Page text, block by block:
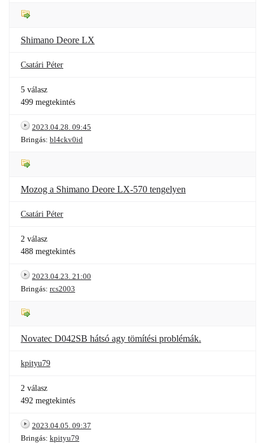
Shimano Deore LX
Csatári Péter
5 válasz
499 megtekintés
2023.04.28. 09:45
Bringás: bl4ckv0id
Mozog a Shimano Deore LX-570 tengelyen
Csatári Péter
2 válasz
488 megtekintés
2023.04.23. 21:00
Bringás: rcs2003
Novatec D042SB hátsó agy tömítési problémák.
kpityu79
2 válasz
492 megtekintés
2023.04.05. 09:37
Bringás: kpityu79